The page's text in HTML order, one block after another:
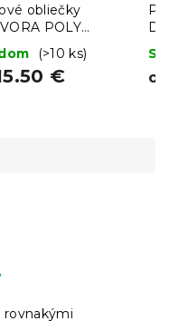
obliečky
POLY
(>10 ks)
€ od
rovnakými